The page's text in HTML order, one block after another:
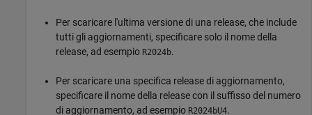
Per scaricare l'ultima versione di una release, che include
tutti gli aggiornamenti, specificare solo il nome della
release, ad esempio R2024b.
Per scaricare una specifica release di aggiornamento,
specificare il nome della release con il suffisso del numero
di aggiornamento, ad esempio R2024bU4.